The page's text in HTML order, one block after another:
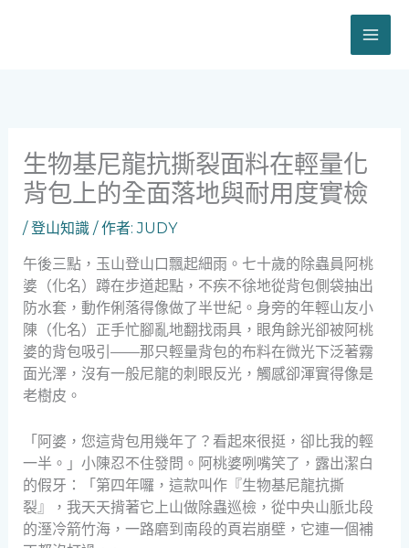
生物基尼龍抗撕裂面料在輕量化
背包上的全面落地與耐用度實檢
/登山知識/ 作者:JUDY
午後三點，玉山登山口飄起細雨。七十歲的除蟲員阿桃
婆（化名）蹲在步道起點，不疾不徐地從背包側袋抽出
防水套，動作俐落得像做了半世紀。身旁的年輕山友小
陳（化名）正手忙腳亂地翻找雨具，眼角餘光卻被阿桃
婆的背包吸引——那只輕量背包的布料在微光下泛著霧
面光澤，沒有一般尼龍的刺眼反光，觸感卻渾實得像是
老樹皮。
「阿婆，您這背包用幾年了？看起來很挺，卻比我的輕
一半。」小陳忍不住發問。阿桃婆咧嘴笑了，露出潔白
的假牙：「第四年囉，這款叫作『生物基尼龍抗撕
裂』，我天天揹著它上山做除蟲巡檢，從中央山脈北段
的溼冷箭竹海，一路磨到南段的頁岩崩壁，它連一個補